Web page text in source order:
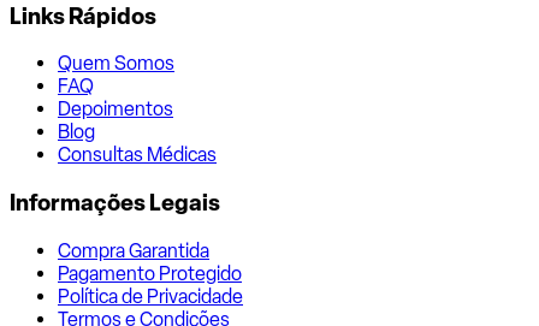
Links Rápidos
Quem Somos
FAQ
Depoimentos
Blog
Consultas Médicas
Informações Legais
Compra Garantida
Pagamento Protegido
Política de Privacidade
Termos e Condições